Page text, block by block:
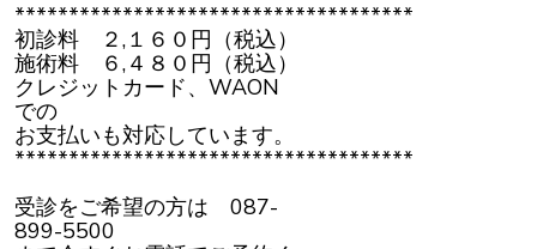
*************************************
初診料 ２,１６０円（税込）
施術料 ６,４８０円（税込）
クレジットカード、WAON
での
お支払いも対応しています。
*************************************
受診をご希望の方は 087-
899-5500